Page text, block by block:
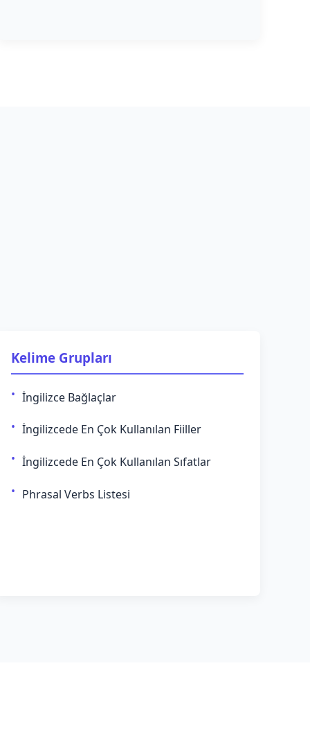
Kelime Grupları
İngilizce Bağlaçlar
İngilizcede En Çok Kullanılan Fiiller
İngilizcede En Çok Kullanılan Sıfatlar
Phrasal Verbs Listesi